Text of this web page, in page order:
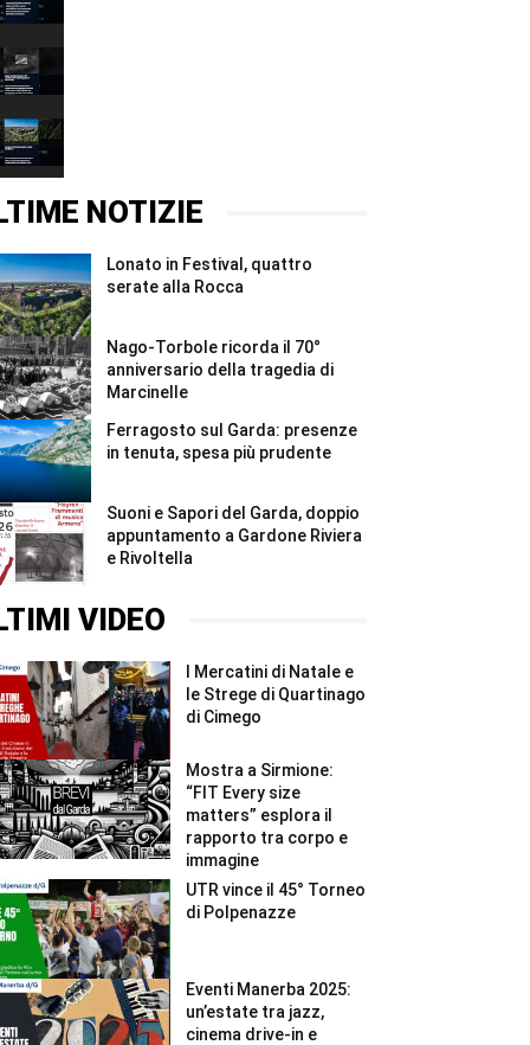
di
Marcinelle
serate
alla
#Shorts
NOTIZIE
Lonato in Festival, quattro
serate alla Rocca
Nago-Torbole ricorda il 70°
anniversario della tragedia di
Marcinelle
Ferragosto sul Garda: presenze
in tenuta, spesa più prudente
Suoni e Sapori del Garda, doppio
appuntamento a Gardone Riviera
e Rivoltella
VIDEO
I Mercatini di Natale e
le Strege di Quartinago
di Cimego
Mostra a Sirmione:
“FIT Every size
matters” esplora il
rapporto tra corpo e
immagine
UTR vince il 45° Torneo
di Polpenazze
Eventi Manerba 2025:
un’estate tra jazz,
cinema drive-in e